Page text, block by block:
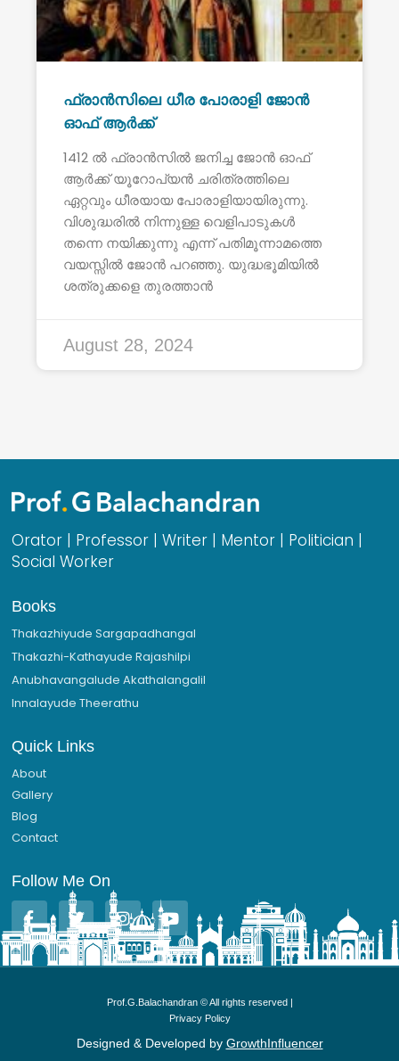
ഫ്രാൻസിലെ ധീര പോരാളി ജോൻ
ഓഫ് ആർക്ക്
1412 ൽ ഫ്രാൻസിൽ ജനിച്ച ജോൻ ഓഫ്
ആർക്ക് യൂറോപ്യൻ ചരിത്രത്തിലെ
ഏറ്റവും ധീരയായ പോരാളിയായിരുന്നു.
വിശുദ്ധരിൽ നിന്നുള്ള വെളിപാടുകൾ
തന്നെ നയിക്കുന്നു എന്ന് പതിമൂന്നാമത്തെ
വയസ്സിൽ ജോൻ പറഞ്ഞു. യുദ്ധഭൂമിയിൽ
ശത്രുക്കളെ തുരത്താൻ
August 28, 2024
Orator | Professor | Writer | Mentor | Politician |
Social Worker
Books
Thakazhiyude Sargapadhangal
Thakazhi-Kathayude Rajashilpi
Anubhavangalude Akathalangalil
Innalayude Theerathu
Quick Links
About
Gallery
Blog
Contact
Follow Me On
F
a
c
e
T
w
i
t
I
n
s
t
g
r
m
Y
o
u
t
b
e
Prof.G.Balachandran © All rights reserved |
Privacy Policy
Designed & Developed by GrowthInfluencer